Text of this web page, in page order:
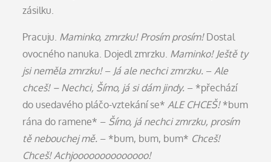
zásilku.
Pracuju. Maminko, zmrzku! Prosím prosím!Dostal
ovocného nanuka. Dojedl zmrzku. Maminko! Ještě ty
jsi neměla zmrzku!– Já ale nechci zmrzku. –Ale
chceš! – Nechci, Šímo, já si dám jindy. – *přechází
do usedavého pláčo-vztekání se*ALE CHCEŠ!*bum
rána do ramene* – Šímo, já nechci zmrzku, prosím
tě nebouchej mě. – *bum, bum, bum* Chceš!
Chceš! Achjoooooooooooooo!